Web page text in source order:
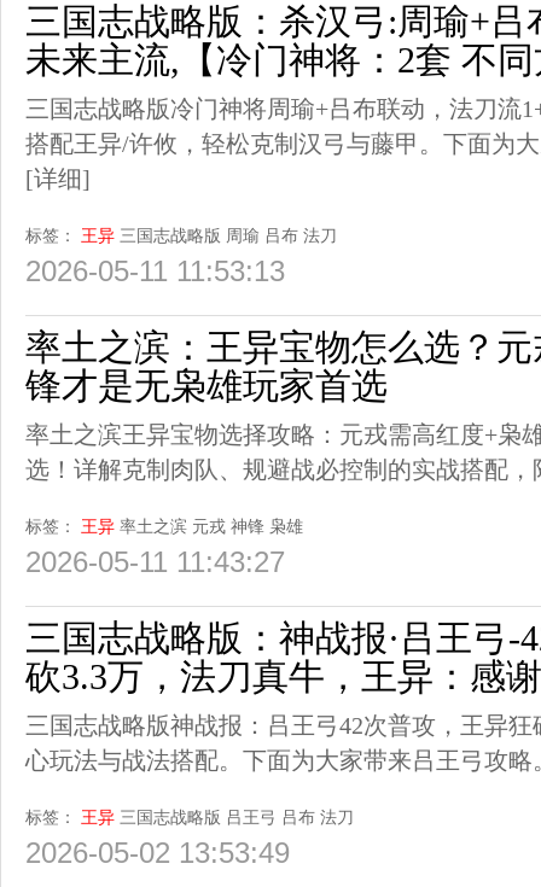
三国志战略版：杀汉弓:周瑜+吕
未来主流,【冷门神将：2套 不
三国志战略版冷门神将周瑜+吕布联动，法刀流
搭配王异/许攸，轻松克制汉弓与藤甲。下面为
[详细]
标签： 王异 三国志战略版 周瑜 吕布 法刀
2026-05-11 11:53:13
率土之滨：王异宝物怎么选？
锋才是无枭雄玩家首选
率土之滨王异宝物选择攻略：元戎需高红度+枭
选！详解克制肉队、规避战必控制的实战搭配
标签： 王异 率土之滨 元戎 神锋 枭雄
2026-05-11 11:43:27
三国志战略版：神战报·吕王弓-
砍3.3万，法刀真牛，王异：感
三国志战略版神战报：吕王弓42次普攻，王异
心玩法与战法搭配。下面为大家带来吕王弓攻略
标签： 王异 三国志战略版 吕王弓 吕布 法刀
2026-05-02 13:53:49